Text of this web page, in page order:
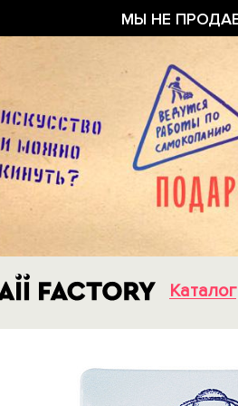
МЫ НЕ
Каталог